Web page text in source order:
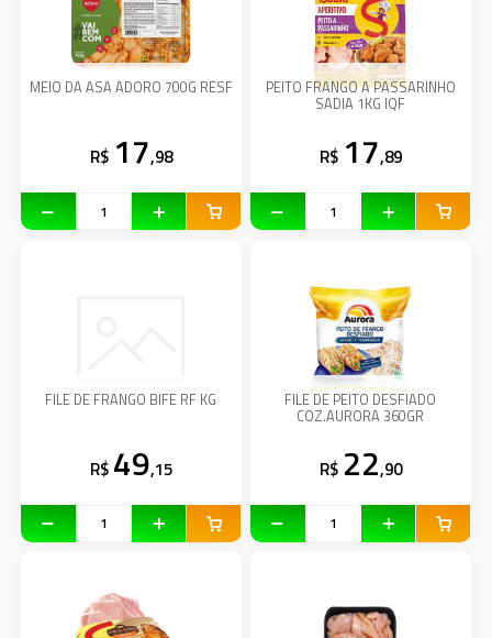
MEIO DA ASA ADORO 700G RESF
R$ 17,98
PEITO FRANGO A PASSARINHO
SADIA 1KG IQF
R$ 17,89
FILE DE FRANGO BIFE RF KG
R$ 49,15
FILE DE PEITO DESFIADO
COZ.AURORA 360GR
R$ 22,90